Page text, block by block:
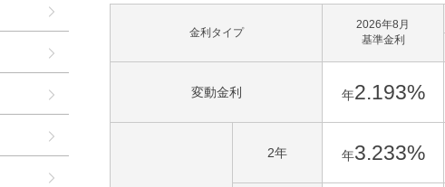
金利タイプ
2026年8月
基準金利
変動金利 年2.193%
2年 年3.233%